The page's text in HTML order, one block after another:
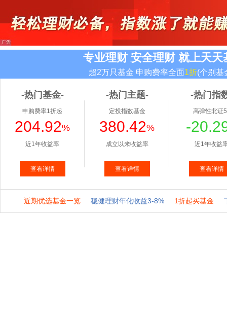
专业理财 安全理财 就上天天
超2万只基金 申购费率全面1折(个别基
-热门基金-
申购费率1折起
204.92%
近1年收益率
查看详情
-热门主题-
定投指数基金
380.42%
成立以来收益率
查看详情
-热门指
高弹性北证
-
近1年收益
查看详情
近期优选基金一览 稳健理财年化收益3-8% 1折起买基金